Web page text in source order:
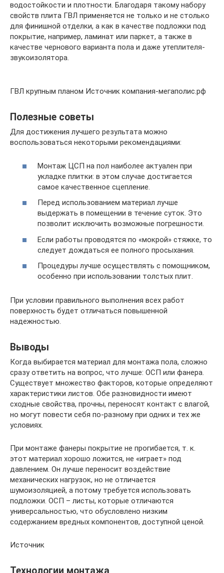
водостойкости и плотности. Благодаря такому набору
свойств плита ГВЛ применяется не только и не столько
для финишной отделки, а как в качестве подложки под
покрытие, например, ламинат или паркет, а также в
качестве чернового варианта пола и даже утеплителя-
звукоизолятора.
ГВЛ крупным планом Источник компания-мегаполис.рф
Полезные советы
Для достижения лучшего результата можно
воспользоваться некоторыми рекомендациями:
Монтаж ЦСП на пол наиболее актуален при
укладке плитки: в этом случае достигается
самое качественное сцепление.
Перед использованием материал лучше
выдержать в помещении в течение суток. Это
позволит исключить возможные погрешности.
Если работы проводятся по «мокрой» стяжке, то
следует дождаться ее полного просыхания.
Процедуры лучше осуществлять с помощником,
особенно при использовании толстых плит.
При условии правильного выполнения всех работ
поверхность будет отличаться повышенной
надежностью.
Выводы
Когда выбирается материал для монтажа пола, сложно
сразу ответить на вопрос, что лучше: ОСП или фанера.
Существует множество факторов, которые определяют
характеристики листов. Обе разновидности имеют
сходные свойства, прочны, переносят контакт с влагой,
но могут повести себя по-разному при одних и тех же
условиях.
При монтаже фанеры покрытие не прогибается, т. к.
этот материал хорошо ложится, не «играет» под
давлением. Он лучше переносит воздействие
механических нагрузок, но не отличается
шумоизоляцией, а потому требуется использовать
подложки. ОСП – листы, которые отличаются
универсальностью, что обусловлено низким
содержанием вредных компонентов, доступной ценой.
Источник
Технологии монтажа